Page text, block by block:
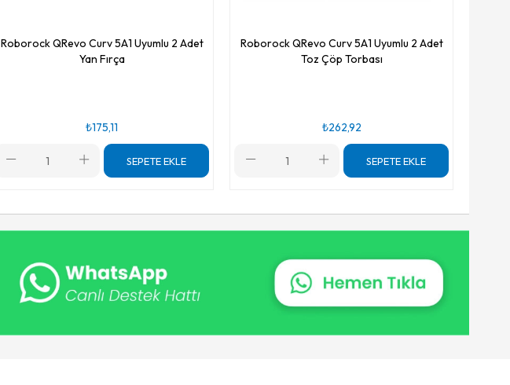
Roborock QRevo Curv 5A1 Uyumlu 2 Adet
Yan Fırça
₺175,11
SEPETE EKLE
Roborock QRevo Curv 5A1 Uyumlu 2 Adet
Toz Çöp Torbası
₺262,92
SEPETE EKLE